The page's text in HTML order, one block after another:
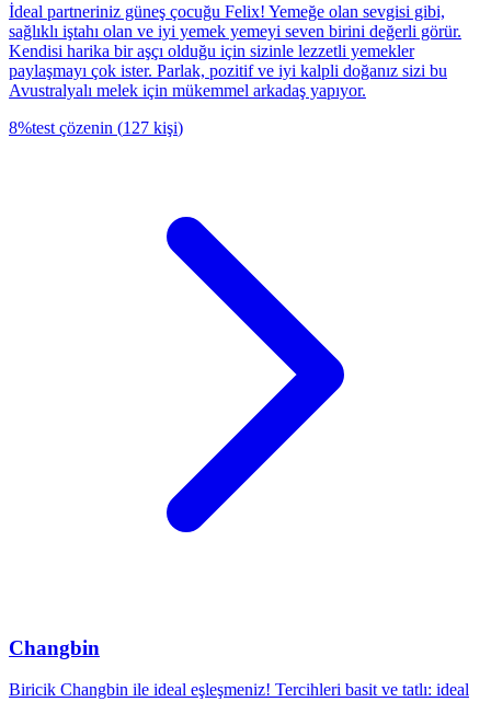
İdeal partneriniz güneş çocuğu Felix! Yemeğe olan sevgisi gibi,
sağlıklı iştahı olan ve iyi yemek yemeyi seven birini değerli görür.
Kendisi harika bir aşçı olduğu için sizinle lezzetli yemekler
paylaşmayı çok ister. Parlak, pozitif ve iyi kalpli doğanız sizi bu
Avustralyalı melek için mükemmel arkadaş yapıyor.
8%test çözenin (127 kişi)
Changbin
Biricik Changbin ile ideal eşleşmeniz! Tercihleri basit ve tatlı: ideal